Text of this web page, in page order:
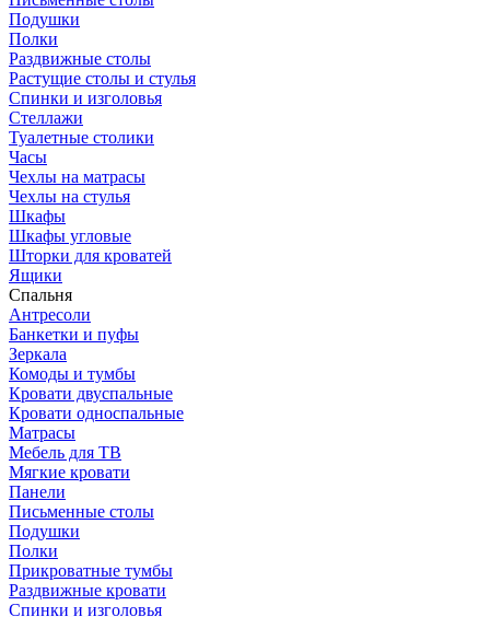
Подушки
Полки
Раздвижные столы
Растущие столы и стулья
Спинки и изголовья
Стеллажи
Туалетные столики
Часы
Чехлы на матрасы
Чехлы на стулья
Шкафы
Шкафы угловые
Шторки для кроватей
Ящики
Спальня
Антресоли
Банкетки и пуфы
Зеркала
Комоды и тумбы
Кровати двуспальные
Кровати односпальные
Матрасы
Мебель для ТВ
Мягкие кровати
Панели
Письменные столы
Подушки
Полки
Прикроватные тумбы
Раздвижные кровати
Спинки и изголовья